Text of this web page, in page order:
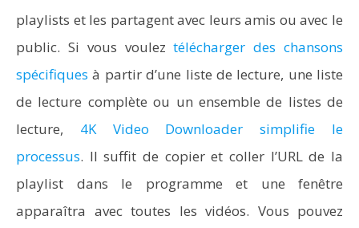
playlists et les partagent avec leurs amis ou avec le
public. Si vous vouleztélécharger des chansons
spécifiques à partir d’une liste de lecture, une liste
de lecture complète ou un ensemble de listes de
lecture, 4K Video Downloader simplifie le
processus. Il suffit de copier et coller l’URL de la
playlist dans le programme et une fenêtre
apparaîtra avec toutes les vidéos. Vous pouvez